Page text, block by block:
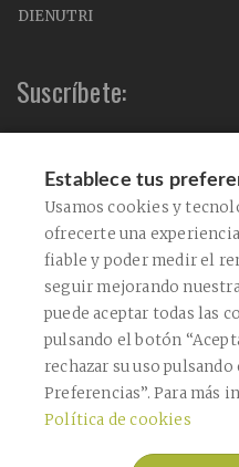
DIENUTRI
Suscríbete:
Acepto el envío de
Acepto la política de
Este sitio está protegido por reCAPTCHA y
Google y losTérminos de Servicio.
CONFIRMAR
Establece tus
Usamos cookies y
ofrecerte una
fiable y poder medir el
seguir mejorando
puede aceptar todas las
pulsando el botón
rechazar su uso
Preferencias”. Para más
Política de cookies